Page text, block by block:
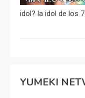
idol? la idol de los
YUMEKI